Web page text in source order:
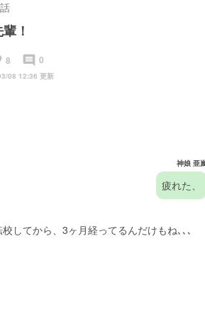
！
8 insert_comment 0
08 12:36 更新
神娘 亜
疲れた、
してから、3ヶ月経ってるんだけもね､､､